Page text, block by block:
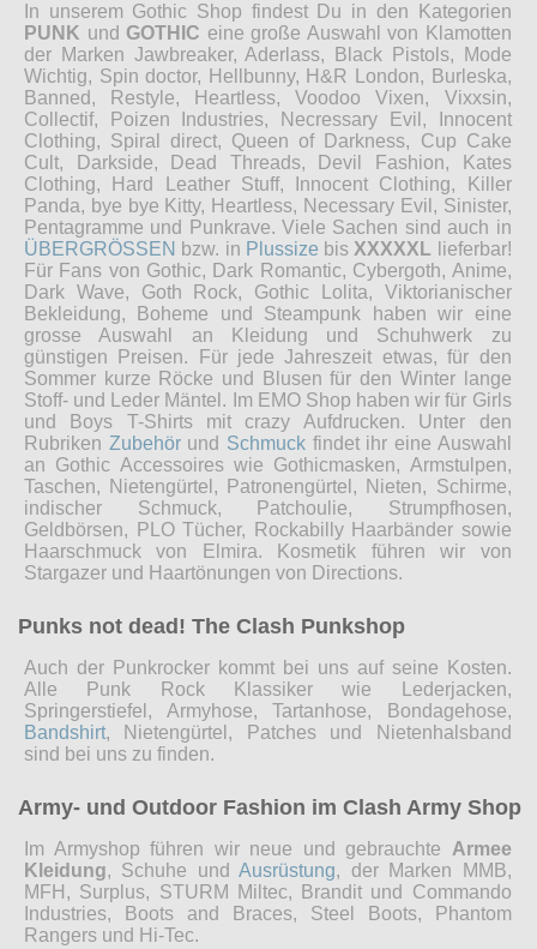
In unserem Gothic Shop findest Du in den Kategorien
PUNK und GOTHIC eine große Auswahl von Klamotten
der Marken Jawbreaker, Aderlass, Black Pistols, Mode
Wichtig, Spin doctor, Hellbunny, H&R London, Burleska,
Banned, Restyle, Heartless, Voodoo Vixen, Vixxsin,
Collectif, Poizen Industries, Necressary Evil, Innocent
Clothing, Spiral direct, Queen of Darkness, Cup Cake
Cult, Darkside, Dead Threads, Devil Fashion, Kates
Clothing, Hard Leather Stuff, Innocent Clothing, Killer
Panda, bye bye Kitty, Heartless, Necessary Evil, Sinister,
Pentagramme und Punkrave. Viele Sachen sind auch in
ÜBERGRÖSSEN bzw. in Plussize bis XXXXXL lieferbar!
Für Fans von Gothic, Dark Romantic, Cybergoth, Anime,
Dark Wave, Goth Rock, Gothic Lolita, Viktorianischer
Bekleidung, Boheme und Steampunk haben wir eine
grosse Auswahl an Kleidung und Schuhwerk zu
günstigen Preisen. Für jede Jahreszeit etwas, für den
Sommer kurze Röcke und Blusen für den Winter lange
Stoff- und Leder Mäntel. Im EMO Shop haben wir für Girls
und Boys T-Shirts mit crazy Aufdrucken. Unter den
Rubriken Zubehörund Schmuckfindet ihr eine Auswahl
an Gothic Accessoires wie Gothicmasken, Armstulpen,
Taschen, Nietengürtel, Patronengürtel, Nieten, Schirme,
indischer Schmuck, Patchoulie, Strumpfhosen,
Geldbörsen, PLO Tücher, Rockabilly Haarbänder sowie
Haarschmuck von Elmira. Kosmetik führen wir von
Stargazer und Haartönungen von Directions.
Punks not dead! The Clash Punkshop
Auch der Punkrocker kommt bei uns auf seine Kosten.
Alle Punk Rock Klassiker wie Lederjacken,
Springerstiefel, Armyhose, Tartanhose, Bondagehose,
Bandshirt, Nietengürtel, Patches und Nietenhalsband
sind bei uns zu finden.
Army- und Outdoor Fashion im Clash Army Shop
Im Armyshop führen wir neue und gebrauchte Armee
Kleidung, Schuhe undAusrüstung, der Marken MMB,
MFH, Surplus, STURM Miltec, Brandit und Commando
Industries, Boots and Braces, Steel Boots, Phantom
Rangers und Hi-Tec.